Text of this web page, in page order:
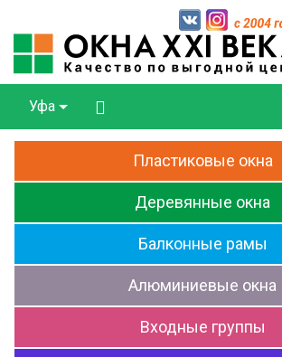
Уфа
Пластиковые окна
Деревянные окна
Балконные рамы
Алюминиевые окна
Входные группы